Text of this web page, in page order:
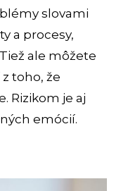
slovami
a procesy,
ale môžete
toho, že
Rizikom je aj
emócií.